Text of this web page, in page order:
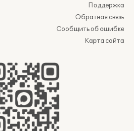
Поддержка
Обратная связь
Сообщить об ошибке
Карта сайта